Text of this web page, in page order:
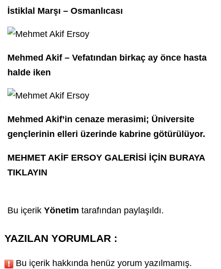
İstiklal Marşı – Osmanlıcası
Mehmed Akif – Vefatından birkaç ay önce hasta
halde iken
Mehmed Akif’in cenaze merasimi; Üniversite
gençlerinin elleri üzerinde kabrine götürülüyor.
MEHMET AKİF ERSOY GALERİSİ İÇİN BURAYA
TIKLAYIN
Bu içerik Yönetim tarafından paylaşıldı.
YAZILAN YORUMLAR :
Bu içerik hakkında henüz yorum yazılmamış.